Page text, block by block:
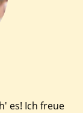
es! Ich freue